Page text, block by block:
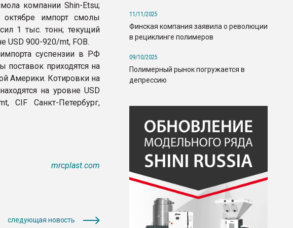
компании Shin-Etsu;
импорт смолы
1 тыс. тонн; текущий
USD 900-920/mt, FOB.
суспензии в РФ
приходятся на
Америки. Котировки на
на уровне USD
CIF Санкт-Петербург,
mrcplast.com
следующая новость
11/11/2025
Финская компания заявила о революции
в рециклинге полимеров
09/10/2025
Полимерный рынок погружается в
депрессию